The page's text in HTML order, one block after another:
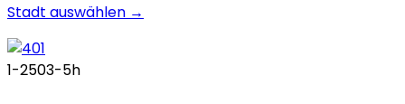
Stadt auswählen →
1-2503-5h